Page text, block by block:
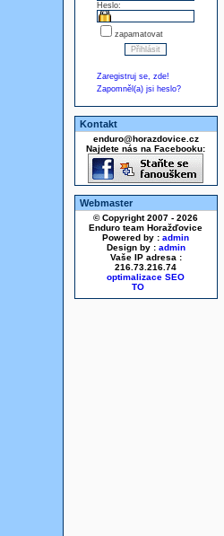
Heslo:
zapamatovat
Zaregistruj se, zde!
Zapomněl(a) jsi heslo?
Kontakt
enduro@horazdovice.cz
Najdete nás na Facebooku:
Webmaster
© Copyright 2007 - 2026
Enduro team Horažďovice
Powered by : admin
Design by : admin
Vaše IP adresa :
216.73.216.74
optimalizace SEO